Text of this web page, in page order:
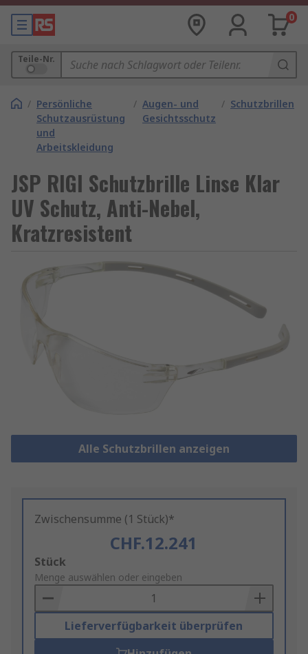
0
Teile-Nr.
/ Persönliche
Schutzausrüstung
und
Arbeitskleidung
/ Augen- und
Gesichtsschutz
/ Schutzbrillen
JSP RIGI Schutzbrille Linse Klar
UV Schutz, Anti-Nebel,
Kratzresistent
Alle Schutzbrillen anzeigen
Zwischensumme (1 Stück)*
CHF.12.241
Add
to
Basket
Stück
Menge auswählen oder eingeben
Lieferverfügbarkeit überprüfen